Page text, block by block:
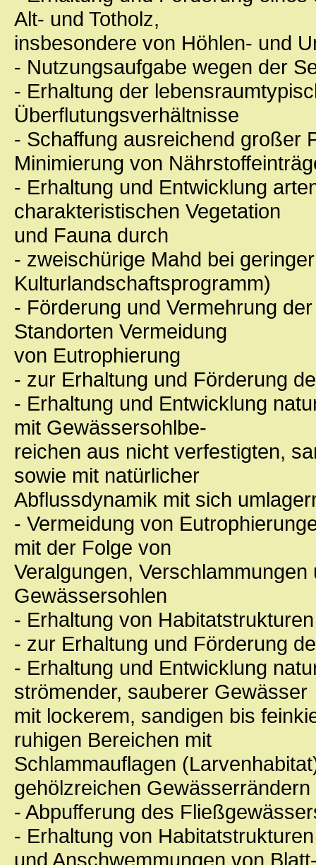
Alt- und Totholz,
insbesondere von Höhlen- und
- Nutzungsaufgabe wegen der
- Erhaltung der
Überflutungsverhältnisse
- Schaffung ausreichend großer
Minimierung von
- Erhaltung und Entwicklung
charakteristischen Vegetation
und Fauna durch
- zweischürige Mahd bei
Kulturlandschaftsprogramm)
- Förderung und Vermehrung
Standorten Vermeidung
von Eutrophierung
- zur Erhaltung und Förderung
- Erhaltung und Entwicklung
mit Gewässersohlbe-
reichen aus nicht verfestigten,
sowie mit natürlicher
Abflussdynamik mit sich
- Vermeidung von
mit der Folge von
Veralgungen,
Gewässersohlen
- Erhaltung von
- zur Erhaltung und Förderung
- Erhaltung und Entwicklung
strömender, sauberer Gewässer
mit lockerem, sandigen bis
ruhigen Bereichen mit
Schlammauflagen
gehölzreichen Gewässerrändern
- Abpufferung des
- Erhaltung von
und Anschwemmungen von